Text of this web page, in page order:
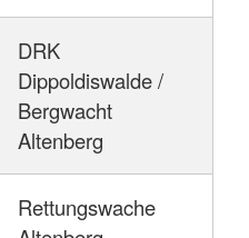
DRK
Dippoldiswalde /
Bergwacht
Altenberg
Rettungswache